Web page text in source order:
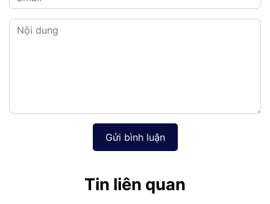
Gửi bình luận
Tin liên quan